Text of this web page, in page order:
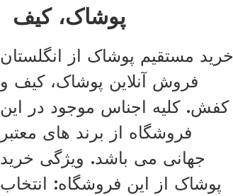
پوشاک، کیف
خرید مستقیم پوشاک از انگلستان
فروش آنلاین پوشاک، کیف و
کفش. کلیه اجناس موجود در این
فروشگاه از برند های معتبر
جهانی می باشد. ویژگی خرید
پوشاک از این فروشگاه: انتخاب